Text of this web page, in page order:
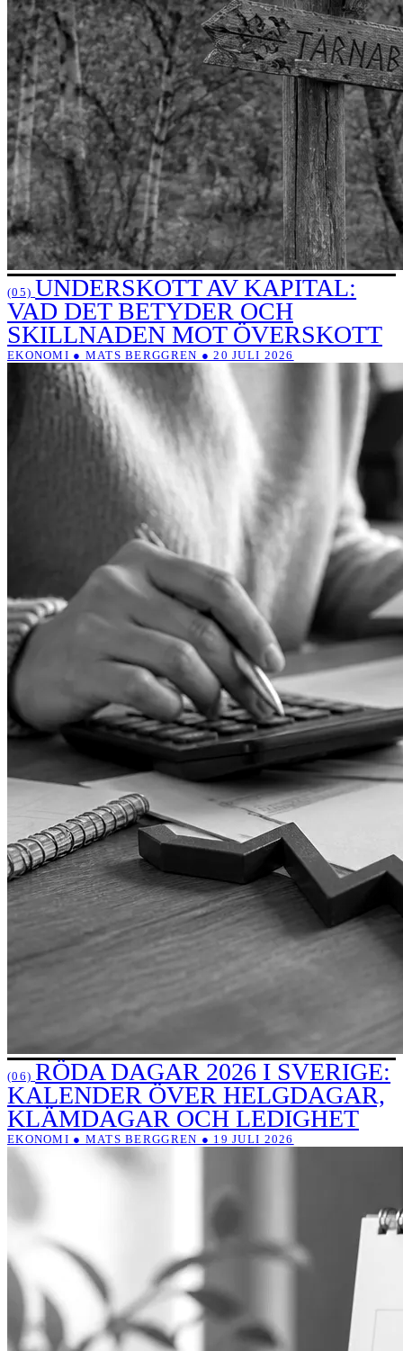
(05) UNDERSKOTT AV KAPITAL:
VAD DET BETYDER OCH
SKILLNADEN MOT ÖVERSKOTT
EKONOMI ● MATS BERGGREN ● 20 JULI 2026
(06) RÖDA DAGAR 2026 I SVERIGE:
KALENDER ÖVER HELGDAGAR,
KLÄMDAGAR OCH LEDIGHET
EKONOMI ● MATS BERGGREN ● 19 JULI 2026